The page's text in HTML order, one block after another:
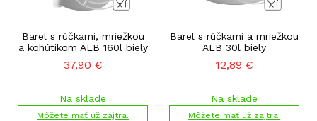
Barel s rúčkami, mriežkou
a kohútikom ALB 160l biely
37,90 €
Na sklade
Môžete mať už zajtra.
Barel s rúčkami a mriežkou
ALB 30l biely
12,89 €
Na sklade
Môžete mať už zajtra.